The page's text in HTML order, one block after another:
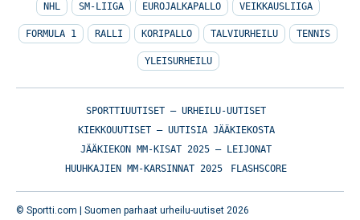
NHL SM-LIIGA EUROJALKAPALLO VEIKKAUSLIIGA
FORMULA 1 RALLI KORIPALLO TALVIURHEILU TENNIS
YLEISURHEILU
SPORTTIUUTISET – URHEILU-UUTISET
KIEKKOUUTISET – UUTISIA JÄÄKIEKOSTA
JÄÄKIEKON MM-KISAT 2025 – LEIJONAT
HUUHKAJIEN MM-KARSINNAT 2025
FLASHSCORE
© Sportti.com | Suomen parhaat urheilu-uutiset 2026